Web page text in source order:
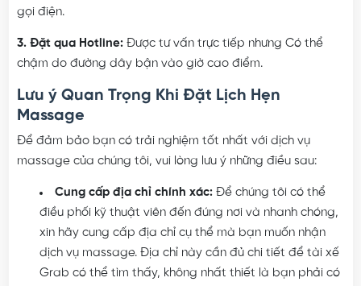
gọi điện.
3. Đặt qua Hotline:Được tư vấn trực tiếp nhưng Có thể
chậm do đường dây bận vào giờ cao điểm.
Lưu ý Quan Trọng Khi Đặt Lịch Hẹn
Massage
Để đảm bảo bạn có trải nghiệm tốt nhất với dịch vụ
massage của chúng tôi, vui lòng lưu ý những điều sau:
Cung cấp địa chỉ chính xác:Để chúng tôi có thể
điều phối kỹ thuật viên đến đúng nơi và nhanh chóng,
xin hãy cung cấp địa chỉ cụ thể mà bạn muốn nhận
dịch vụ massage. Địa chỉ này cần đủ chi tiết để tài xế
Grab có thể tìm thấy, không nhất thiết là bạn phải có